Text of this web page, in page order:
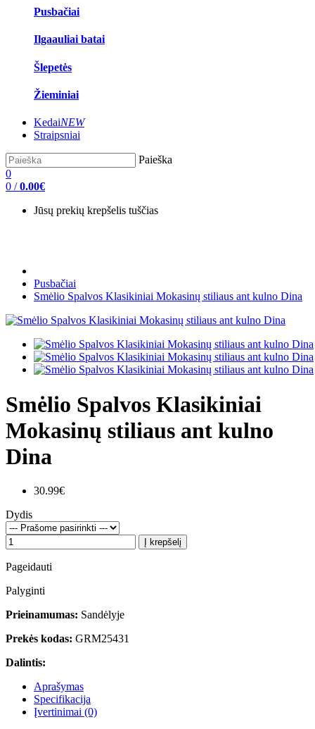
Pusbačiai
Ilgaauliai batai
Šlepetės
Žieminiai
KedaiNEW
Straipsniai
Paieška
0
0 / 0.00€
Jūsų prekių krepšelis tuščias
Pusbačiai
Smėlio Spalvos Klasikiniai Mokasinų stiliaus ant kulno Dina
Smėlio Spalvos Klasikiniai
Mokasinų stiliaus ant kulno
Dina
30.99€
Dydis
Į krepšelį
Pageidauti
Palyginti
Prieinamumas: Sandėlyje
Prekės kodas: GRM25431
Dalintis:
Aprašymas
Specifikacija
Įvertinimai (0)